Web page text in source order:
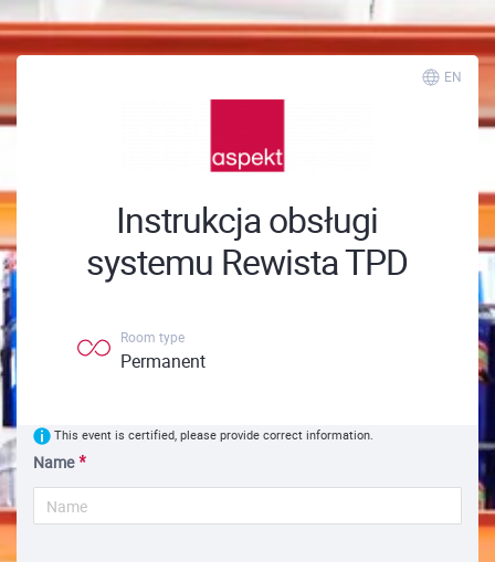
EN
Instrukcja obsługi
systemu Rewista TPD
Room type
Permanent
This event is certified, please provide correct information.
Name